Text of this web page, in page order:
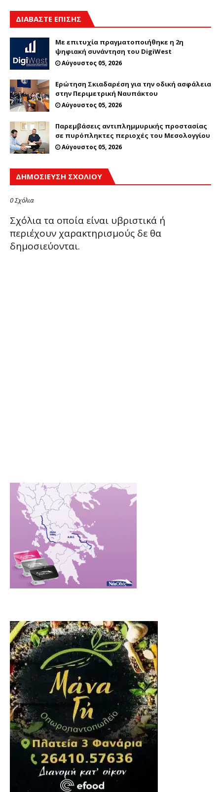
ΔΙΑΒΑΣΤΕ ΕΠΙΣΗΣ
Με επιτυχία πραγματοποιήθηκε η 2η
ψηφιακή συνάντηση του DigiWest
Αύγουστος 05, 2026
Ερώτηση Σκιαδαρέση για την οδική ασφάλεια
στην Περιμετρική Ναυπάκτου
Αύγουστος 05, 2026
Παρεμβάσεις αντιπλημμυρικής προστασίας
σε πυρόπληκτες περιοχές του Μεσολογγίου
Αύγουστος 05, 2026
ΔΗΜΟΣΊΕΥΣΗ ΣΧΟΛΊΟΥ
0 Σχόλια
Σχόλια τα οποία είναι υβριστικά ή
περιέχουν χαρακτηρισμούς δε θα
δημοσιεύονται.